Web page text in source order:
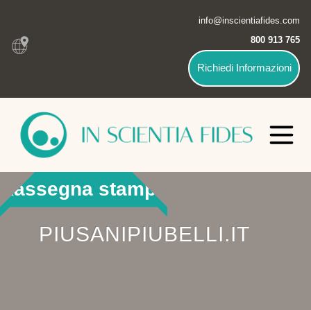
info@inscientiafides.com
800 913 765
Richiedi Informazioni
PIUSANIPIUBELLI.IT
Rassegna stampa